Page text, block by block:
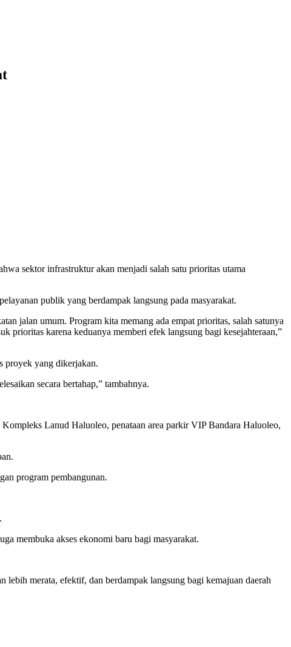
sektor infrastruktur akan menjadi salah satu prioritas utama
publik yang berdampak langsung pada masyarakat.
jalan umum. Program kita memang ada empat prioritas, salah satunya
prioritas karena keduanya memberi efek langsung bagi kesejahteraan,”
proyek yang dikerjakan.
secara bertahap,” tambahnya.
Lanud Haluoleo, penataan area parkir VIP Bandara Haluoleo,
program pembangunan.
membuka akses ekonomi baru bagi masyarakat.
lebih merata, efektif, dan berdampak langsung bagi kemajuan daerah